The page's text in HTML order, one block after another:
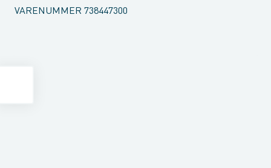
VARENUMMER 738447300